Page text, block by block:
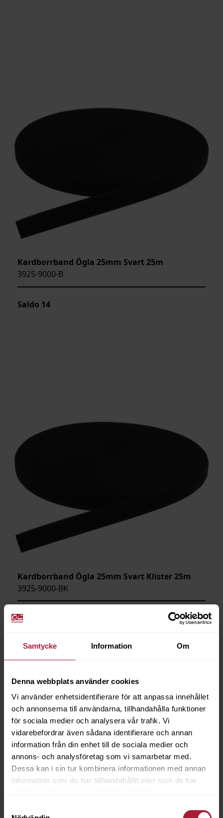
Samtycke Information Om
Denna webbplats använder cookies
Vi använder enhetsidentifierare för att anpassa innehållet
och annonserna till användarna, tillhandahålla funktioner
för sociala medier och analysera vår trafik. Vi
vidarebefordrar även sådana identifierare och annan
information från din enhet till de sociala medier och
annons- och analysföretag som vi samarbetar med.
Dessa kan i sin tur kombinera informationen med annan
information som du har tillhandahållit eller som de har
Kardborrband Ögla 25mm Svart 25m
3925-9000-B
Saldo 14
Kardborrband Ögla 25mm Svart Klister 25m
3925-9000-BK
Saldo